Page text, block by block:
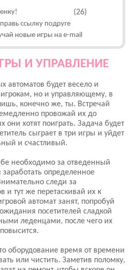
(26)
ссылку подруге
новые игры на e-mail
И УПРАВЛЕНИЕ
автоматов будет весело и
игрокам, но и управляющему, в
конечно же, ты. Встречай
провожай их до
они хотят поиграть. Задача будет
сыграет в три игры и уйдет
и счастливый.
необходимо за отведенный
определенное
следи за
и тут же перетаскивай их к
автомат занят, попробуй
посетителей сладкой
леденцами, после чего их
оборудование время от времени
или чистить. Заметив поломку,